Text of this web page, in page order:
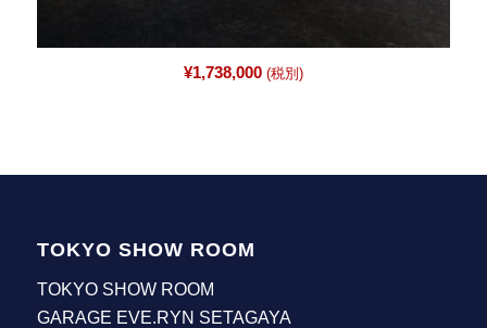
¥1,738,000(税別)
TOKYO SHOW ROOM
TOKYO SHOW ROOM
GARAGE EVE.RYN SETAGAYA